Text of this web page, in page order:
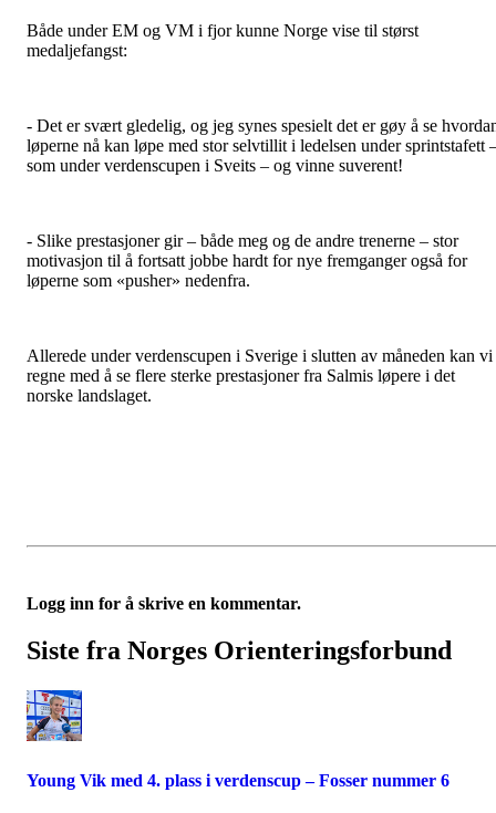
Både under EM og VM i fjor kunne Norge vise til størst
medaljefangst:
- Det er svært gledelig, og jeg synes spesielt det er gøy å se
løperne nå kan løpe med stor selvtillit i ledelsen under sprintstafett
som under verdenscupen i Sveits – og vinne suverent!
- Slike prestasjoner gir – både meg og de andre trenerne – stor
motivasjon til å fortsatt jobbe hardt for nye fremganger også for
løperne som «pusher» nedenfra.
Allerede under verdenscupen i Sverige i slutten av måneden kan vi
regne med å se flere sterke prestasjoner fra Salmis løpere i det
norske landslaget.
Logg inn for å skrive en kommentar.
Siste fra Norges Orienteringsforbund
Young Vik med 4. plass i verdenscup – Fosser nummer 6